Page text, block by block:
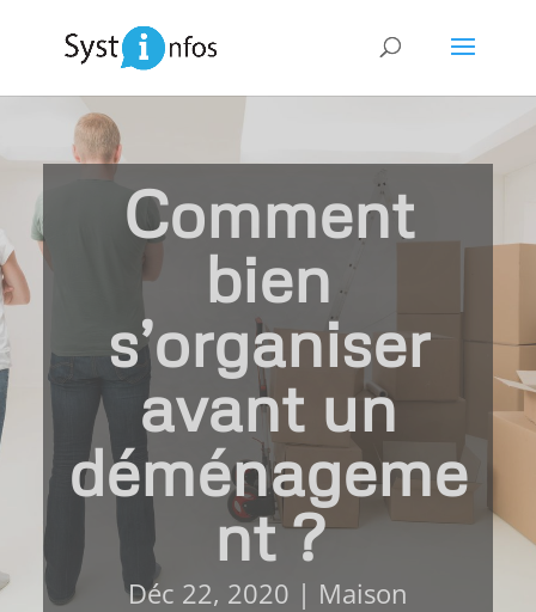
Comment
bien
s’organiser
avant un
déménageme
nt ?
Déc 22, 2020 | Maison